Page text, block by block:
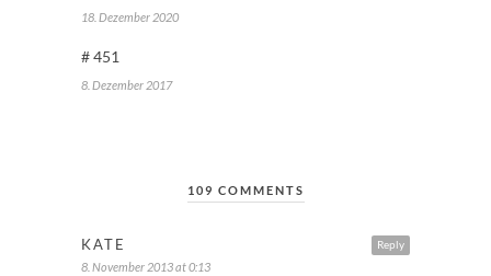
18. Dezember 2020
# 451
8. Dezember 2017
109 COMMENTS
Reply
KATE
8. November 2013 at 0:13